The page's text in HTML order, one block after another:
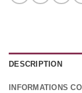
DESCRIPTION
INFORMATIONS